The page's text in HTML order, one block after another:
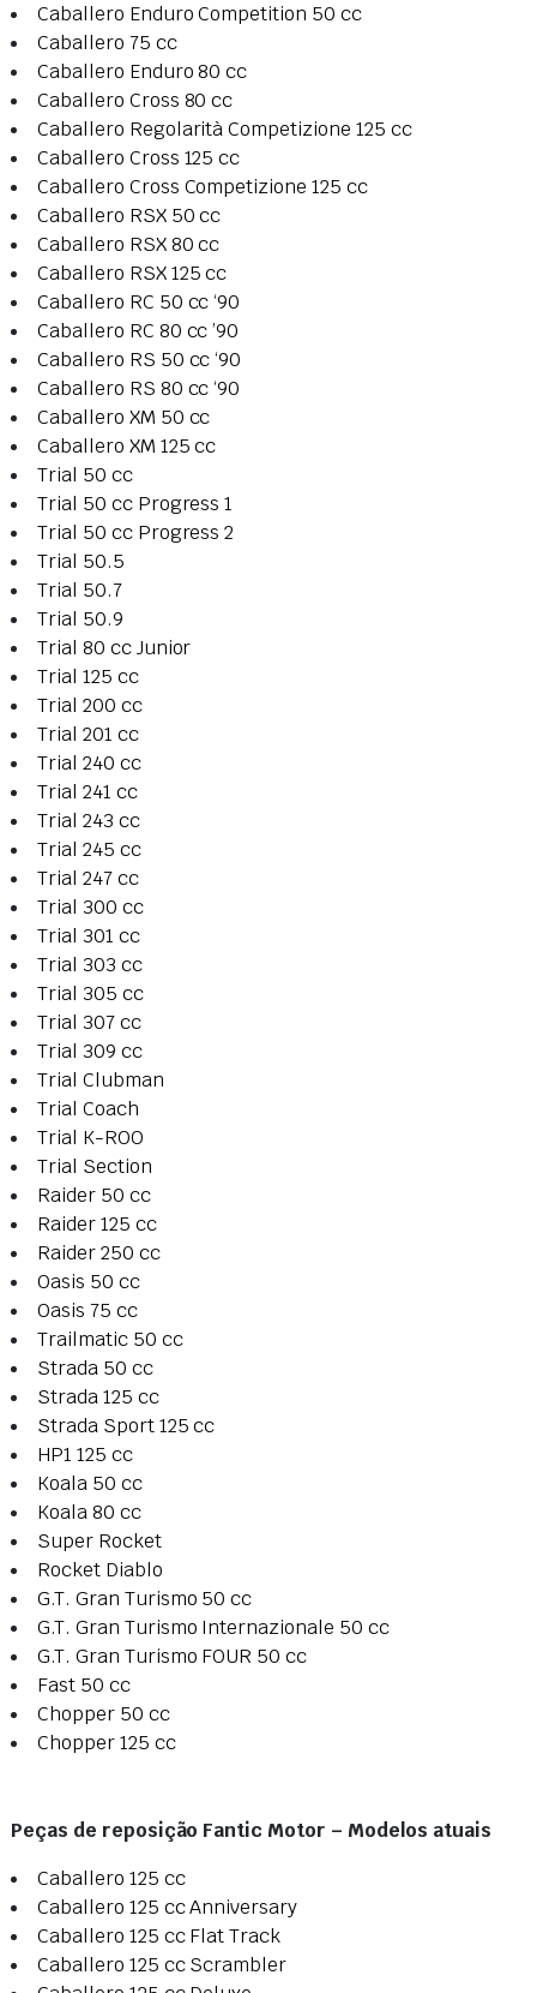
Caballero Enduro Competition 50 cc
Caballero 75 cc
Caballero Enduro 80 cc
Caballero Cross 80 cc
Caballero Regolarità Competizione 125 cc
Caballero Cross 125 cc
Caballero Cross Competizione 125 cc
Caballero RSX 50 cc
Caballero RSX 80 cc
Caballero RSX 125 cc
Caballero RC 50 cc ‘90
Caballero RC 80 cc ’90
Caballero RS 50 cc ‘90
Caballero RS 80 cc ‘90
Caballero XM 50 cc
Caballero XM 125 cc
Trial 50 cc
Trial 50 cc Progress 1
Trial 50 cc Progress 2
Trial 50.5
Trial 50.7
Trial 50.9
Trial 80 cc Junior
Trial 125 cc
Trial 200 cc
Trial 201 cc
Trial 240 cc
Trial 241 cc
Trial 243 cc
Trial 245 cc
Trial 247 cc
Trial 300 cc
Trial 301 cc
Trial 303 cc
Trial 305 cc
Trial 307 cc
Trial 309 cc
Trial Clubman
Trial Coach
Trial K-ROO
Trial Section
Raider 50 cc
Raider 125 cc
Raider 250 cc
Oasis 50 cc
Oasis 75 cc
Trailmatic 50 cc
Strada 50 cc
Strada 125 cc
Strada Sport 125 cc
HP1 125 cc
Koala 50 cc
Koala 80 cc
Super Rocket
Rocket Diablo
G.T. Gran Turismo 50 cc
G.T. Gran Turismo Internazionale 50 cc
G.T. Gran Turismo FOUR 50 cc
Fast 50 cc
Chopper 50 cc
Chopper 125 cc
Peças de reposição Fantic Motor – Modelos atuais
Caballero 125 cc
Caballero 125 cc Anniversary
Caballero 125 cc Flat Track
Caballero 125 cc Scrambler